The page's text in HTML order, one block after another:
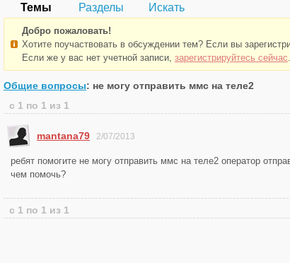
Темы Разделы Искать
Добро пожаловать!
Хотите поучаствовать в обсуждении тем? Если вы
Если же у вас нет учетной записи, зарегистрируйтесь сейчас.
Общие вопросы: не могу отправить ммс на теле2
с 1 по 1 из 1
mantana79 2/07/2013
ребят помогите не могу отправить ммс на теле2 оператор
чем помочь?
с 1 по 1 из 1